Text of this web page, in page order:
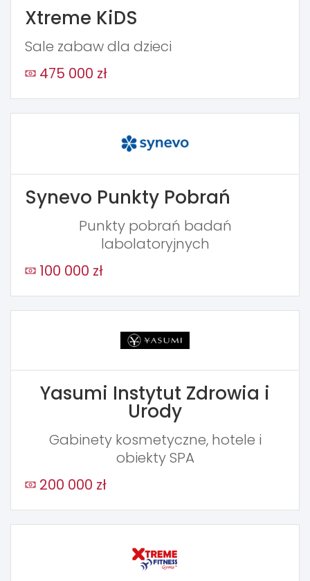
Xtreme KiDS
Sale zabaw dla dzieci
475 000 zł
Synevo Punkty Pobrań
Punkty pobrań badań
labolatoryjnych
100 000 zł
Yasumi Instytut Zdrowia i
Urody
Gabinety kosmetyczne, hotele i
obiekty SPA
200 000 zł